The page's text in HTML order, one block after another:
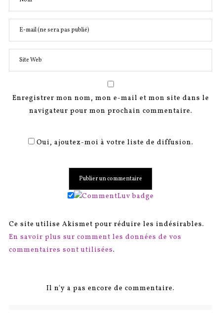
Enregistrer mon nom, mon e-mail et mon site dans le
navigateur pour mon prochain commentaire.
Oui, ajoutez-moi à votre liste de diffusion.
Ce site utilise Akismet pour réduire les indésirables.
En savoir plus sur comment les données de vos
commentaires sont utilisées.
Il n'y a pas encore de commentaire.